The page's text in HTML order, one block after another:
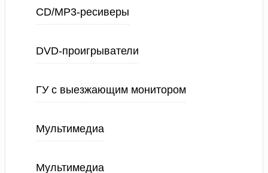
CD/MP3-ресиверы
DVD-проигрыватели
ГУ с выезжающим монитором
Мультимедиа
Мультимедиа